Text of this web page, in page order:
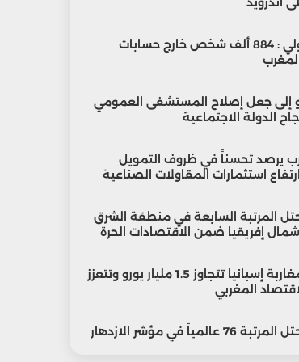
البنك الدولي : 884 ألف شخص خارج حسابات
إلى جعل إصلاح المستشفى العمومي
الدولة الاجتماعية
يرصد تحسناً في ظروف التمويل
استثمارات المقاولات الصناعية
المرتبة السابعة في منطقة الشرق
إفريقيا ضمن الاقتصادات الحرة
تحويلات مغاربة إسبانيا تتجاوز 1.5 مليار يورو وتتعزز
المغربي
المغرب يحتل المرتبة 76 عالمياً في مؤشر الازدهار